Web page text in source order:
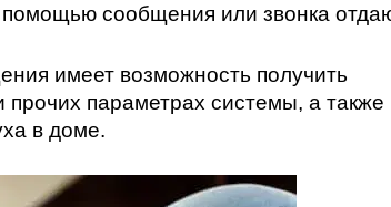
помощью сообщения или звонка
имеет возможность получить
параметрах системы, а также
в доме.